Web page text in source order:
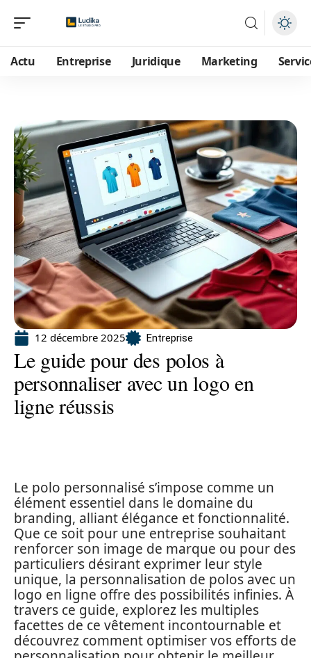
Actu Entreprise Juridique Marketing
12 décembre 2025 Entreprise
Le guide pour des polos à
personnaliser avec un logo en
ligne réussis
Le polo personnalisé s’impose comme un
élément essentiel dans le domaine du
branding, alliant élégance et fonctionnalité.
Que ce soit pour une entreprise souhaitant
renforcer son image de marque ou pour des
particuliers désirant exprimer leur style
unique, la personnalisation de polos avec un
logo en ligne offre des possibilités infinies. À
travers ce guide, explorez les multiples
facettes de ce vêtement incontournable et
découvrez comment optimiser vos efforts de